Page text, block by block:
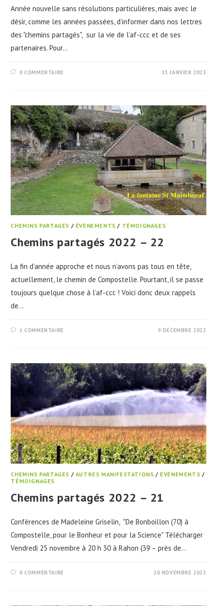
Année nouvelle sans résolutions particulières, mais avec le
désir, comme les années passées, d’informer dans nos lettres
des "chemins partagés", sur la vie de l’af-ccc et de ses
partenaires. Pour…
0 COMMENTAIRE 13 JANVIER 2023
CHEMINS PARTAGÉS / ÉVÈNEMENTS / TÉMOIGNAGES
Chemins partagés 2022 – 22
La fin d’année approche et nous n’avons pas tous en tête,
actuellement, le chemin de Compostelle. Pourtant, il se passe
toujours quelque chose à l’af-ccc ! Voici donc deux rappels
de…
1 COMMENTAIRE 9 DÉCEMBRE 2022
CHEMINS PARTAGÉS / AUTRES MANIFESTATIONS / ÉVÈNEMENTS /
TÉMOIGNAGES
Chemins partagés 2022 – 21
Conférences de Madeleine Griselin, "De Bonboillon (70) à
Compostelle, pour le Bonheur et pour la Science" Télécharger
Vendredi 25 novembre à 20 h 30 à Rahon (39 – près de…
0 COMMENTAIRE 20 NOVEMBRE 2022